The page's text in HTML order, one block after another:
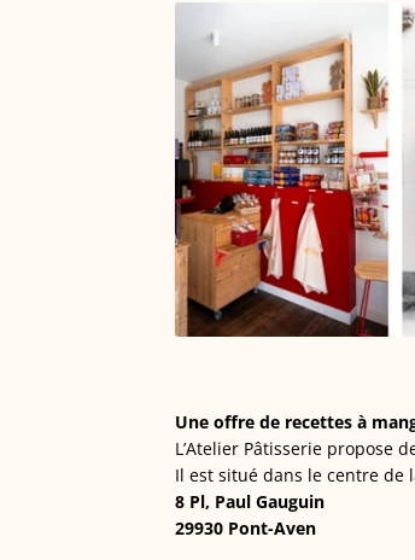
Une offre de recettes à
L’Atelier Pâtisserie propose
Il est situé dans le centre de
8 Pl, Paul Gauguin
29930 Pont-Aven